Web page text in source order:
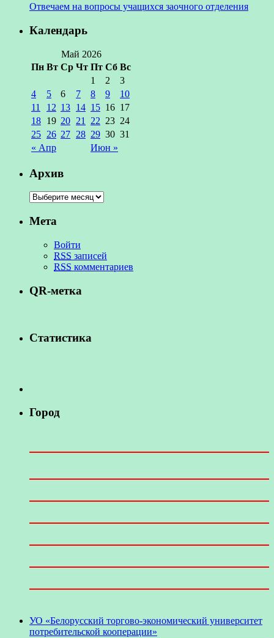
Отвечаем на вопросы учащихся заочного отделения
Календарь
Май 2026
Пн Вт Ср Чт Пт Сб Вс
« Апр Июн »
1 2
3
4
5 6 7 8 9
10
11
12 13 14 15 16 17
18 19 20 21 22 23 24
25 26 27 28 29 30 31
Архив
Мета
Войти
RSS записей
RSS комментариев
QR-метка
Статистика
Город
УО «Белорусский торгово-экономический университет
потребительской кооперации»